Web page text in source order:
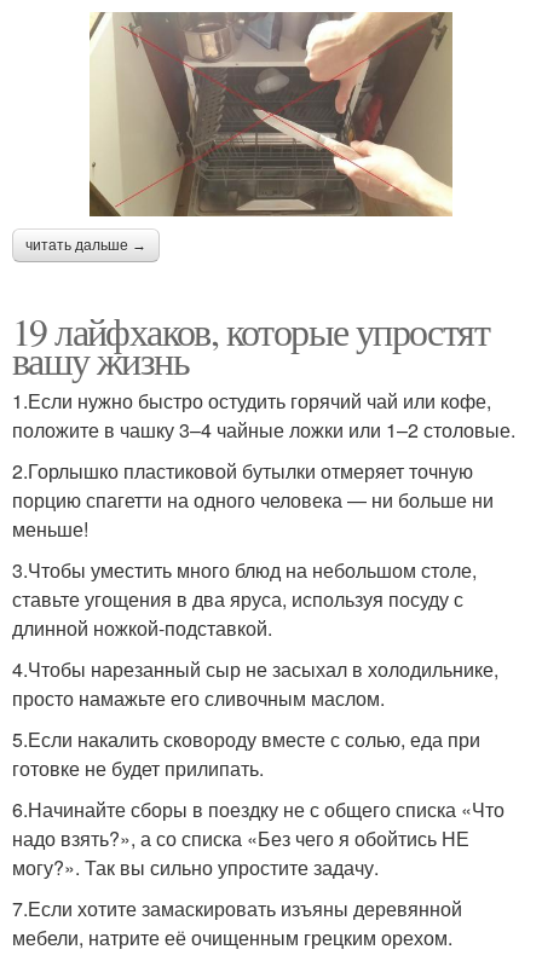
читать дальше →
19 лайфхаков, которые упростят
вашу жизнь
1.Если нужно быстро остудить горячий чай или кофе,
положите в чашку 3–4 чайные ложки или 1–2 столовые.
2.Горлышко пластиковой бутылки отмеряет точную
порцию спагетти на одного человека — ни больше ни
меньше!
3.Чтобы уместить много блюд на небольшом столе,
ставьте угощения в два яруса, используя посуду с
длинной ножкой-подставкой.
4.Чтобы нарезанный сыр не засыхал в холодильнике,
просто намажьте его сливочным маслом.
5.Если накалить сковороду вместе с солью, еда при
готовке не будет прилипать.
6.Начинайте сборы в поездку не с общего списка «Что
надо взять?», а со списка «Без чего я обойтись НЕ
могу?». Так вы сильно упростите задачу.
7.Если хотите замаскировать изъяны деревянной
мебели, натрите её очищенным грецким орехом.